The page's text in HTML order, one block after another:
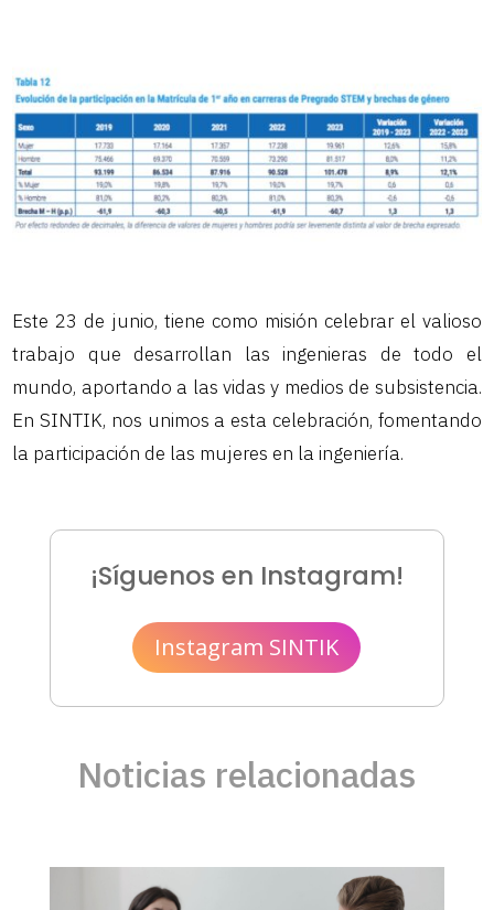
Este 23 de junio, tiene como misión celebrar el valioso
trabajo que desarrollan las ingenieras de todo el
mundo, aportando a las vidas y medios de subsistencia.
En SINTIK, nos unimos a esta celebración, fomentando
la participación de las mujeres en la ingeniería.
¡Síguenos en Instagram!
Instagram SINTIK
Noticias relacionadas